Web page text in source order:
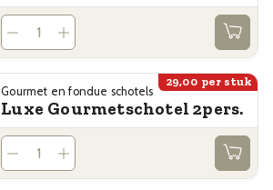
Gourmet en fondue schotels
Luxe Gourmetschotel 2pers.
29,00 per stuk